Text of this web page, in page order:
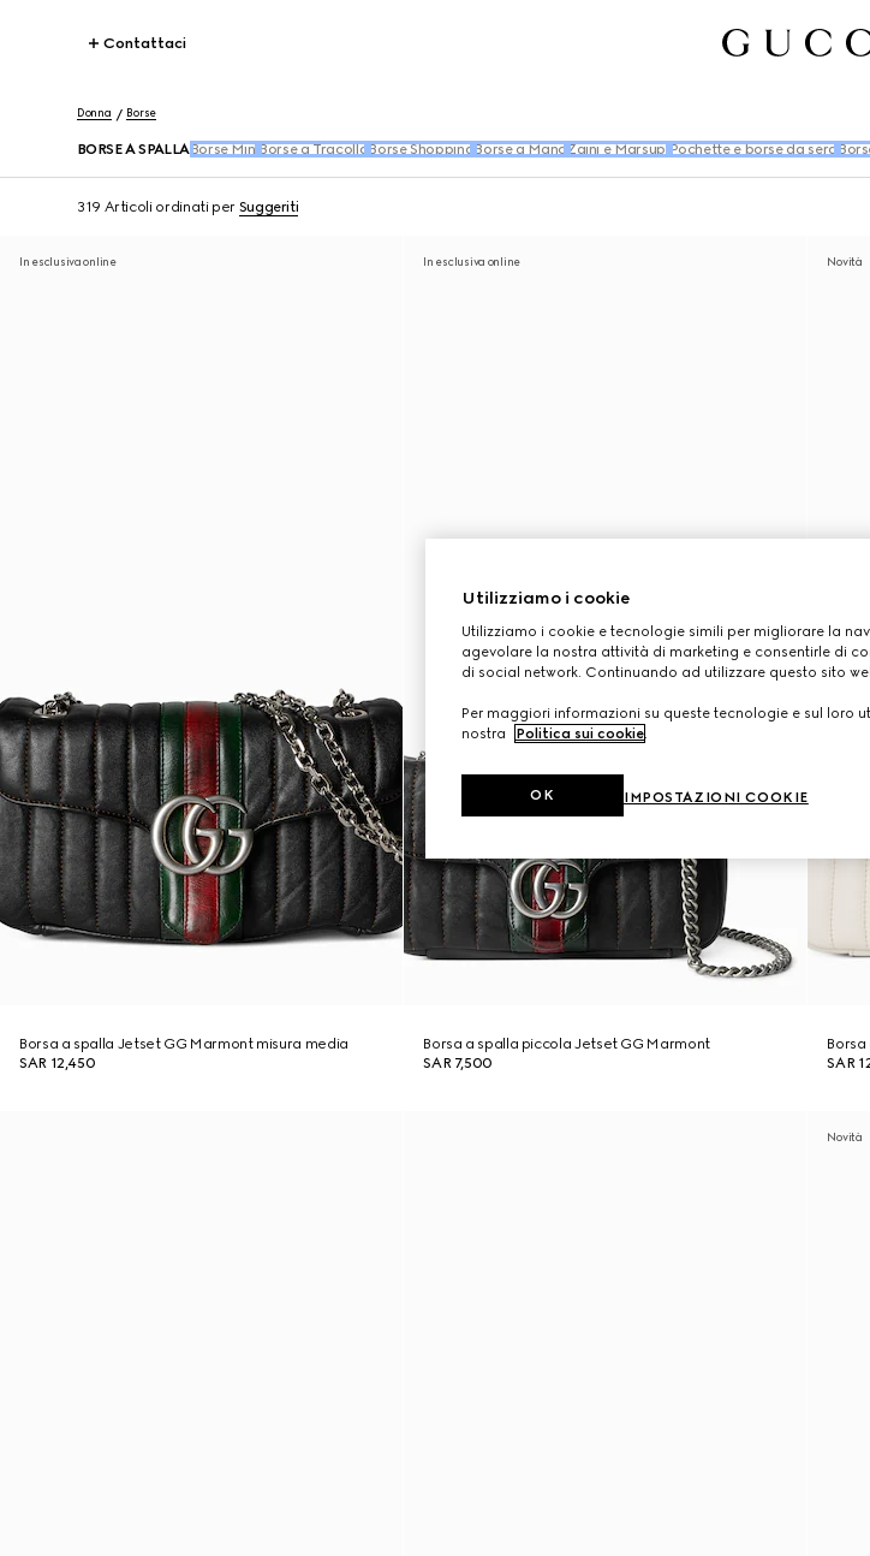
Contattaci
Donna Borse
BORSE A SPALLABorse Mini Borse a Tracolla Borse Shopping Borse a Mano Zaini e Marsupi Pochette e borse da sera
319 Articoli ordinati per Suggeriti
In esclusiva online
Borsa a spalla Jetset GG Marmont misura media
SAR 12,450
In esclusiva online
Borsa a spalla piccola Jetset GG Marmont
SAR 7,500
Novità
SAR
Novità
Utilizziamo i cookie
Utilizziamo i cookie e tecnologie simili per migliorare la
agevolare la nostra attività di marketing e consentirle di
di social network. Continuando ad utilizzare questo sito
Per maggiori informazioni su queste tecnologie e sul loro
nostra
Politica sui cookie.
IMPOSTAZIONI COOKIE
OK